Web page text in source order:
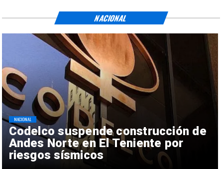
Codelco suspende construcción de
Andes Norte en El Teniente por
riesgos sísmicos
NACIONAL
NACIONAL